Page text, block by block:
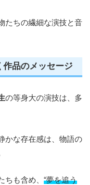
たちの繊細な演技と音
作品のメッセージ
の等身大の演技は、多
かな存在感は、物語の
ちも含め、 “夢を追う